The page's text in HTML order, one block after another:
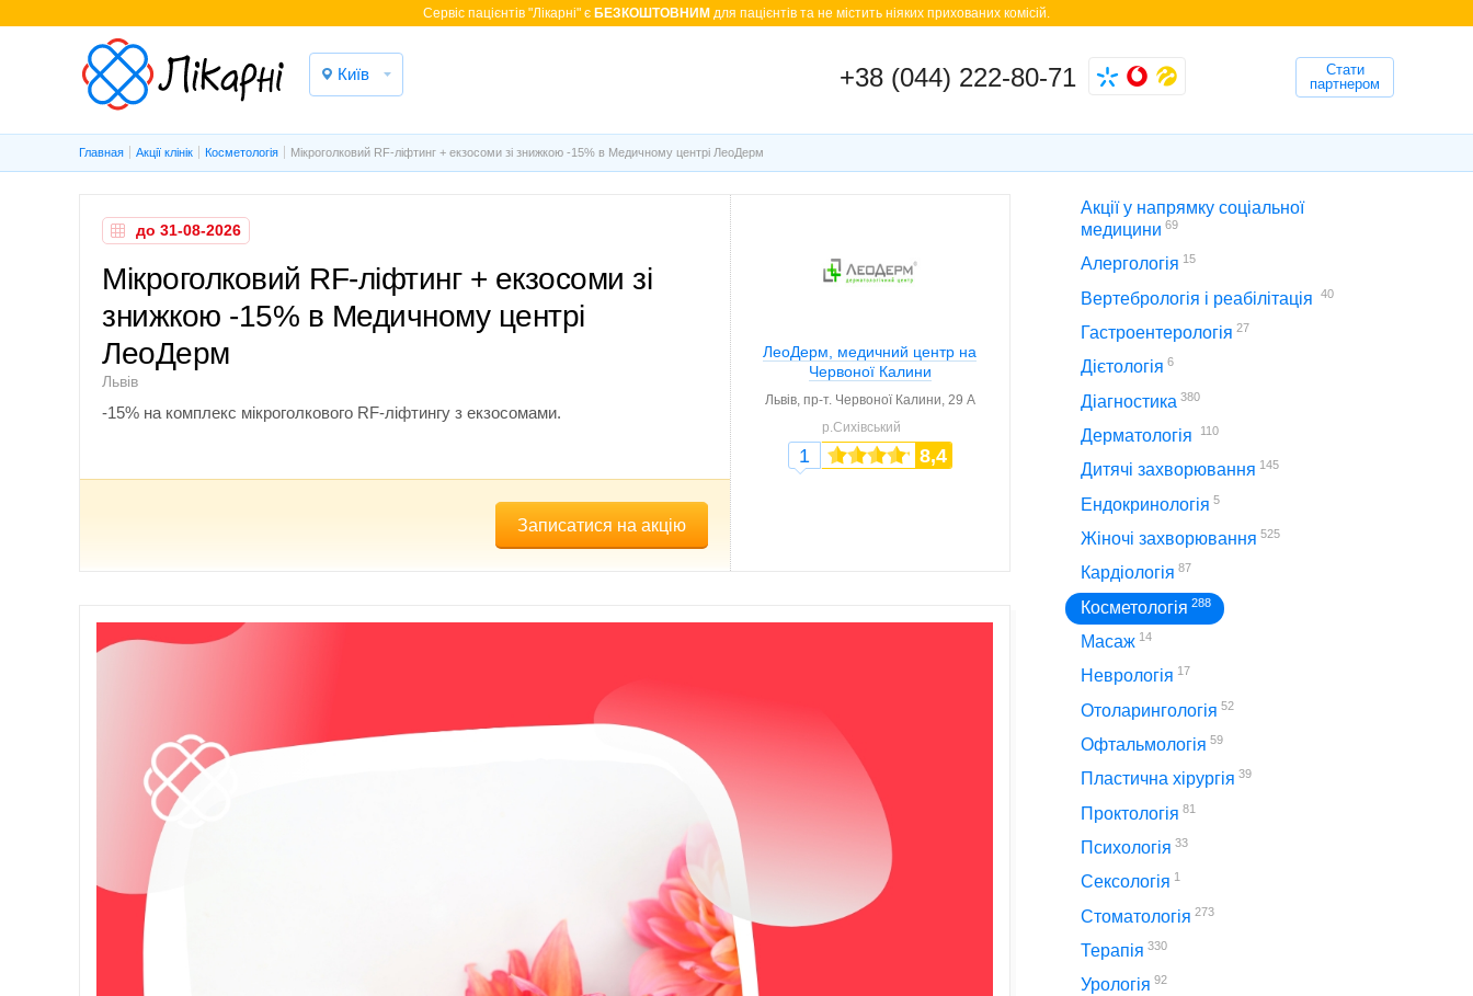
Cервіс пацієнтів "Лікарні" є БЕЗКОШТОВНИМ для пацієнтів та не містить ніяких прихованих комісій.
Київ +38 (044) 222-80-71
Стати
партнером
Главная Акції клінік Косметологія Мікроголковий RF-ліфтинг + екзосоми зі знижкою -15% в Медичному центрі ЛеоДерм
до 31-08-2026
Мікроголковий RF-ліфтинг + екзосоми зі
знижкою -15% в Медичному центрі
ЛеоДерм
Львів
-15% на комплекс мікроголкового RF-ліфтингу з екзосомами.
Записатися на акцію
ЛеоДерм, медичний центр на
Червоної Калини
Львів, пр-т. Червоної Калини, 29 А
р.Сихівський
1 8,4
Акції у напрямку соціальної
медицини 69
Алергологія 15
Вертебрологія і реабілітація 40
Гастроентерологія 27
Дієтологія 6
Діагностика 380
Дерматологія 110
Дитячі захворювання 145
Ендокринологія 5
Жіночі захворювання 525
Кардіологія 87
Косметологія 288
Масаж 14
Неврологія 17
Отоларингологія 52
Офтальмологія 59
Пластична хірургія 39
Проктологія 81
Психологія 33
Сексологія 1
Стоматологія 273
Терапія 330
Урологія 92